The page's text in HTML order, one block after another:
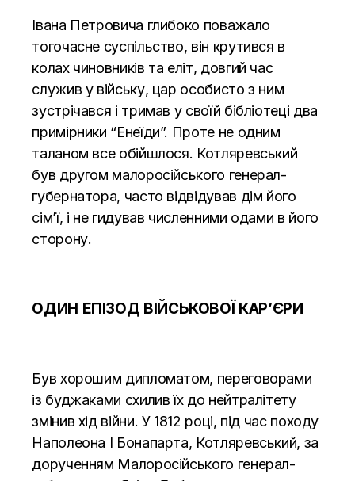
Івана Петровича глибоко поважало
тогочасне суспільство, він крутився в
колах чиновників та еліт, довгий час
служив у війську, цар особисто з ним
зустрічався і тримав у своїй бібліотеці два
примірники “Енеїди”. Проте не одним
таланом все обійшлося. Котляревський
був другом малоросійського генерал-
губернатора, часто відвідував дім його
сімʼї, і не гидував численними одами в його
сторону.
ОДИН ЕПІЗОД ВІЙСЬКОВОЇ КАР’ЄРИ
Був хорошим дипломатом, переговорами
із буджаками схилив їх до нейтралітету
змінив хід війни. У 1812 році, під час походу
Наполеона I Бонапарта, Котляревський, за
дорученням Малоросійського генерал-